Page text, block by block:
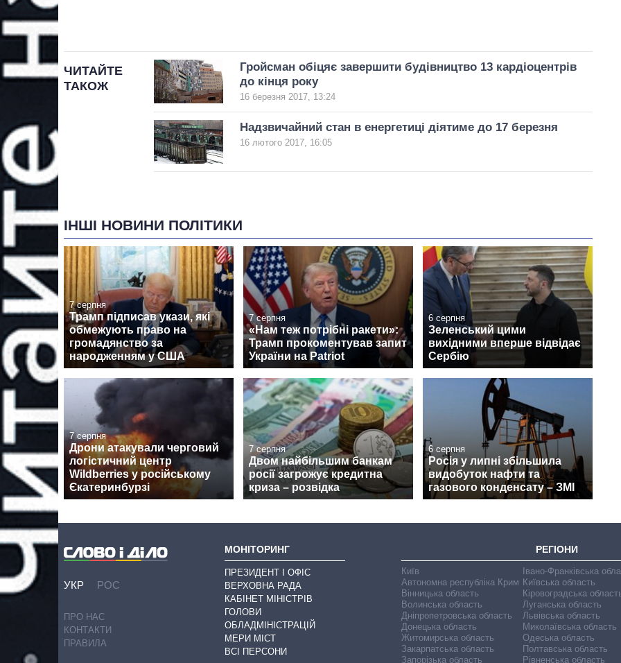
ЧИТАЙТЕ
ТАКОЖ
Гройсман обіцяє завершити будівництво 13 кардіоцентрів
до кінця року
16 березня 2017, 13:24
Надзвичайний стан в енергетиці діятиме до 17 березня
16 лютого 2017, 16:05
ІНШІ НОВИНИ ПОЛІТИКИ
7 серпня
Трамп підписав укази, які
обмежують право на
громадянство за
народженням у США
7 серпня
«Нам теж потрібні ракети»:
Трамп прокоментував запит
України на Patriot
6 серпня
Зеленський цими
вихідними вперше відвідає
Сербію
7 серпня
Дрони атакували черговий
логістичний центр
Wildberries у російському
Єкатеринбурзі
7 серпня
Двом найбільшим банкам
росії загрожує кредитна
криза – розвідка
6 серпня
Росія у липні збільшила
видобуток нафти та
газового конденсату – ЗМІ
УКР РОС
ПРО НАС
КОНТАКТИ
ПРАВИЛА
МОНІТОРИНГ
ПРЕЗИДЕНТ І ОФІС
ВЕРХОВНА РАДА
КАБІНЕТ МІНІСТРІВ
ГОЛОВИ
ОБЛАДМІНІСТРАЦІЙ
МЕРИ МІСТ
ВСІ ПЕРСОНИ
РЕГІОНИ
Київ
Автономна республіка Крим
Вінницька область
Волинська область
Дніпропетровська область
Донецька область
Житомирська область
Закарпатська область
Запорізька область
Івано-Франківська
Київська область
Кіровоградська
Луганська область
Львівська область
Миколаївська область
Одеська область
Полтавська область
Рівненська область